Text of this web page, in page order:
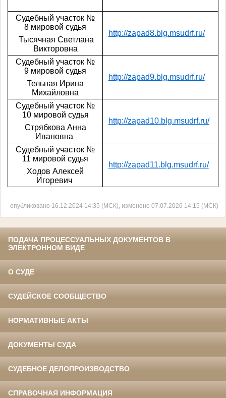
Судебный участок №
8 мировой судья
Тысячная Светлана
Викторовна
http://zapad8.blg.msudrf.ru/
Судебный участок №
9 мировой судья
Тельная Ирина
Михайловна
http://zapad9.blg.msudrf.ru/
Судебный участок №
10 мировой судья
Стрябкова Анна
Ивановна
http://zapad10.blg.msudrf.ru/
Судебный участок №
11 мировой судья
Ходов Алексей
Игоревич
http://zapad11.blg.msudrf.ru/
опубликовано 16.12.2024 14:35 (МСК), изменено 07.07.2026 14:15 (МСК)
ПОДАЧА ПРОЦЕССУАЛЬНЫХ ДОКУМЕНТОВ В
ЭЛЕКТРОННОМ ВИДЕ
О СУДЕ
СУДЕЙСКОЕ СООБЩЕСТВО
НОРМАТИВНЫЕ АКТЫ
ДОКУМЕНТЫ СУДА
СУДЕБНОЕ ДЕЛОПРОИЗВОДСТВО
СПРАВОЧНАЯ ИНФОРМАЦИЯ